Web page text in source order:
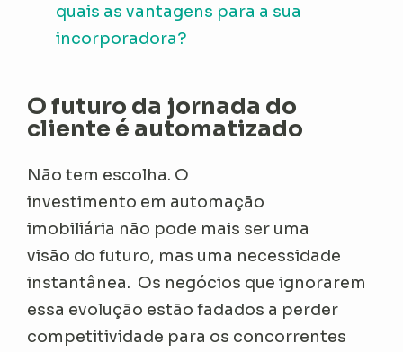
quais as vantagens para a sua
incorporadora?
O futuro da jornada do
cliente é automatizado
Não tem escolha. O
investimento em automação
imobiliária não pode mais ser uma
visão do futuro, mas uma necessidade
instantânea. Os negócios que ignorarem
essa evolução estão fadados a perder
competitividade para os concorrentes